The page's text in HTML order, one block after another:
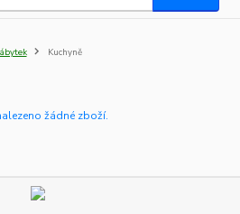
Kuchyně
žádné zboží.